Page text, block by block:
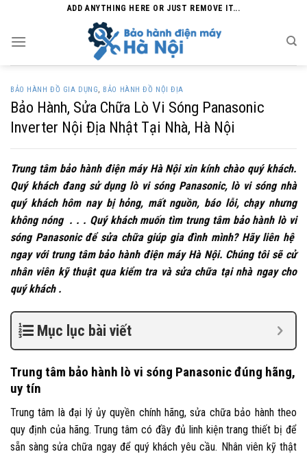
content
ADD ANYTHING HERE OR JUST REMOVE IT...
BẢO HÀNH ĐỒ GIA DỤNG, BẢO HÀNH ĐỒ NỘI ĐỊA
Bảo Hành, Sửa Chữa Lò Vi Sóng Panasonic
Inverter Nội Địa Nhật Tại Nhà, Hà Nội
Trung tâm bảo hành điện máy Hà Nội xin kính chào quý khách.
Quý khách đang sử dụng lò vi sóng Panasonic, lò vi sóng nhà
quý khách hôm nay bị hỏng, mất nguồn, báo lỗi, chạy nhưng
không nóng . . . Quý khách muốn tìm trung tâm bảo hành lò vi
sóng Panasonic để sửa chữa giúp gia đình mình? Hãy liên hệ
ngay với trung tâm bảo hành điện máy Hà Nội. Chúng tôi sẽ cử
nhân viên kỹ thuật qua kiểm tra và sửa chữa tại nhà ngay cho
quý khách .
Mục lục bài viết
Trung tâm bảo hành lò vi sóng Panasonic đúng hãng,
uy tín
Trung tâm là đại lý ủy quyền chính hãng, sửa chữa bảo hành theo
quy định của hãng. Trung tâm có đầy đủ linh kiện trang thiết bị để
sẵn sàng sửa chữa ngay để quý khách yêu cầu. Nhân viên kỹ thật